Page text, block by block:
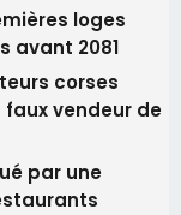
loges
avant 2081
corses
vendeur de
par une